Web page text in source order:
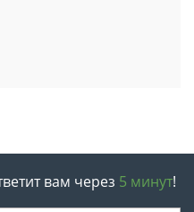
вам через 5 минут!